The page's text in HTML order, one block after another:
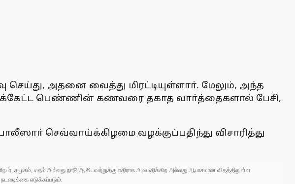
அதனை வைத்து மிரட்டியுள்ளாா். மேலும், அந்த
பெண்ணின் கணவரை தகாத வாா்த்தைகளால் பேசி,
செவ்வாய்க்கிழமை வழக்குப்பதிந்து விசாரித்து
சமூகம், மதம் அல்லது நாடு ஆகியவற்றுக்கு எதிராக அவமதிக்கிற அல்லது ஆபாசமான விதத்திலுள்ள
எடுக்கப்படும்.